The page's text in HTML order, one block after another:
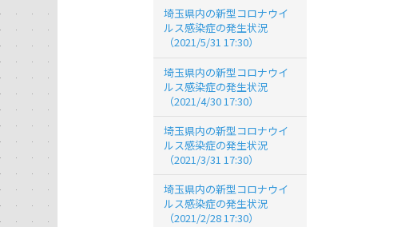
埼玉県内の新型コロナウイ
ルス感染症の発生状況
（2021/5/31 17:30）
埼玉県内の新型コロナウイ
ルス感染症の発生状況
（2021/4/30 17:30）
埼玉県内の新型コロナウイ
ルス感染症の発生状況
（2021/3/31 17:30）
埼玉県内の新型コロナウイ
ルス感染症の発生状況
（2021/2/28 17:30）